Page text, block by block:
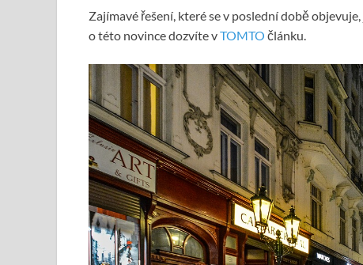
Zajímavé řešení, které se v poslední době
o této novince dozvíte vTOMTO článku.